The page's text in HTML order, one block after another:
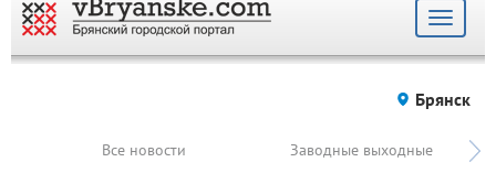
Toggle
Брянск
Все новости Заводные выходные